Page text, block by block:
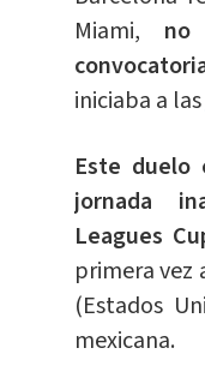
Miami,
iniciaba a las
Este
jornada
Leagues
primera vez
(Estados
mexicana.